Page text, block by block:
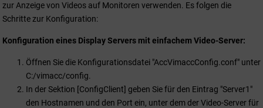
zur Anzeige von Videos auf Monitoren verwenden. Es folgen die
Schritte zur Konfiguration:
Konfiguration eines Display Servers mit einfachem Video-Server:
Öffnen Sie die Konfigurationsdatei "AccVimaccConfig.conf" unter
C:/vimacc/config.
In der Sektion [ConfigClient] geben Sie für den Eintrag "Server1"
den Hostnamen und den Port ein, unter dem der Video-Server für